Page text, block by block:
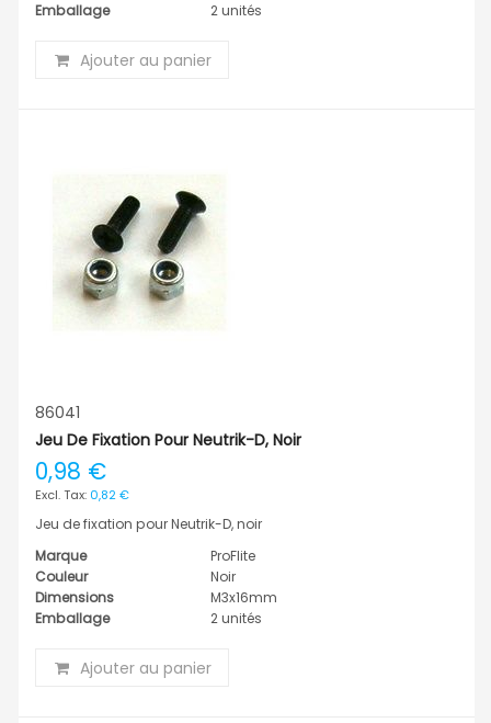
Emballage
2 unités
Ajouter au panier
86041
Jeu De Fixation Pour Neutrik-D, Noir
0,98 €
0,82 €
Jeu de fixation pour Neutrik-D, noir
Marque
ProFlite
Couleur
Noir
Dimensions
M3x16mm
Emballage
2 unités
Ajouter au panier